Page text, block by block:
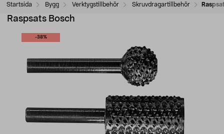
Startsida Bygg Verktygstillbehör Skruvdragartillbehör
Raspsats Bosch
-38%